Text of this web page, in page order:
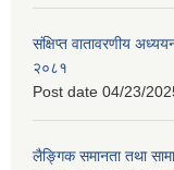
संक्षिप्त वातावरणीय
२०८१
Post date 04/23/
लैङ्गिक समानता तथा